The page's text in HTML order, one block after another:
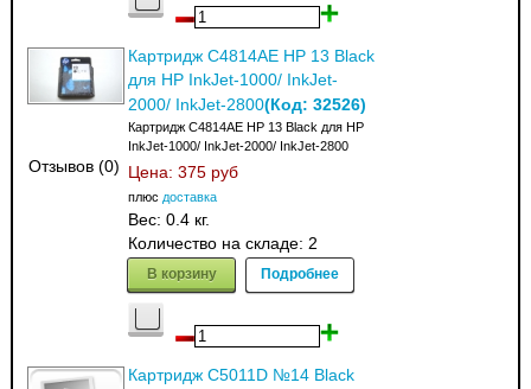
Отзывов (0)
Картридж C4814AE HP 13 Black
для HP InkJet-1000/ InkJet-
2000/ InkJet-2800(Код:32526)
Картридж C4814AE HP 13 Black для HP
InkJet-1000/ InkJet-2000/ InkJet-2800
Цена:375 руб
плюс доставка
Вес:0.4 кг.
Количество на складе:2
В корзину Подробнее
Картридж C5011D №14 Black